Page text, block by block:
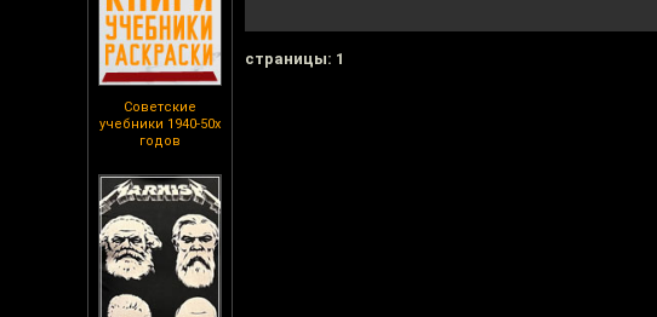
Советские
учебники 1940-50х
годов
cтраницы: 1